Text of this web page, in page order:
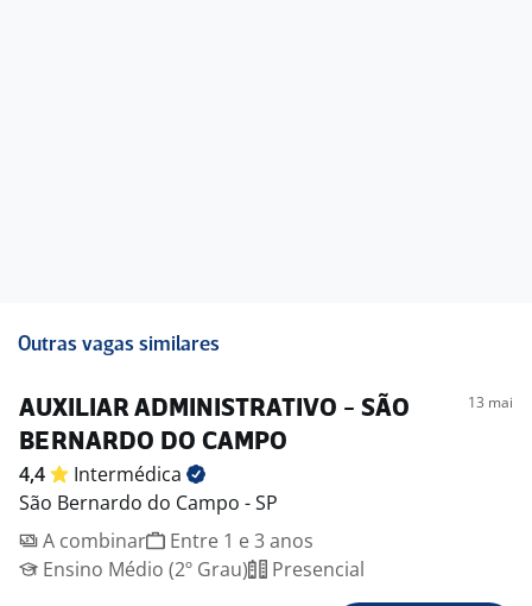
Outras vagas similares
AUXILIAR ADMINISTRATIVO - SÃO
BERNARDO DO CAMPO
13 mai
4,4
Intermédica
São Bernardo do Campo - SP
A combinar
Entre 1 e 3 anos
Ensino Médio (2º Grau)
Presencial